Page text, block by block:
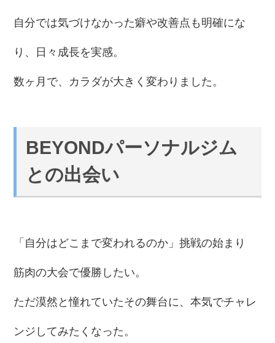
自分では気づけなかった癖や改善点も明確にな
り、日々成長を実感。
数ヶ月で、カラダが大きく変わりました。
BEYONDパーソナルジム
との出会い
「自分はどこまで変われるのか」挑戦の始まり
筋肉の大会で優勝したい。
ただ漠然と憧れていたその舞台に、本気でチャレ
ンジしてみたくなった。